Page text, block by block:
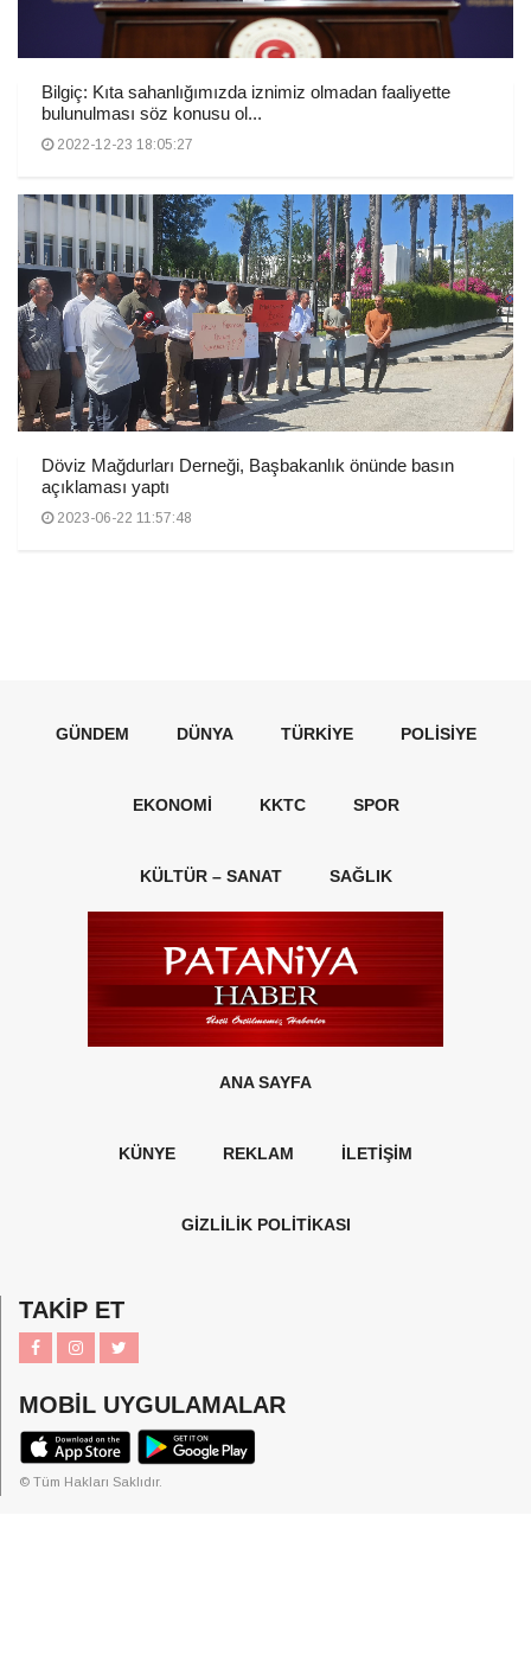
Bilgiç: Kıta sahanlığımızda iznimiz olmadan faaliyette
bulunulması söz konusu ol...
2022-12-23 18:05:27
Döviz Mağdurları Derneği, Başbakanlık önünde basın
açıklaması yaptı
2023-06-22 11:57:48
GÜNDEM DÜNYA TÜRKIYE POLISIYE
EKONOMI KKTC SPOR
KÜLTÜR – SANAT SAĞLIK
ANA SAYFA
KÜNYE REKLAM İLETİŞİM
GİZLİLİK POLİTİKASI
TAKİP ET
MOBİL UYGULAMALAR
© Tüm Hakları Saklıdır.